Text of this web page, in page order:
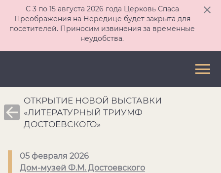
С 3 по 15 августа 2026 года Церковь Спаса
Преображения на Нередице будет закрыта для
посетителей. Приносим извинения за временные
неудобства.
ОТКРЫТИЕ НОВОЙ ВЫСТАВКИ
«ЛИТЕРАТУРНЫЙ ТРИУМФ
ДОСТОЕВСКОГО»
05 февраля 2026
Дом-музей Ф.М. Достоевского